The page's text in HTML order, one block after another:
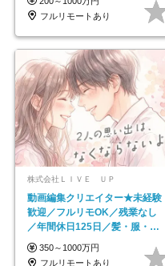
フルリモートあり
株式会社ＬＩＶＥ ＵＰ
動画編集クリエイター★未経験
歓迎／フルリモOK／残業なし
／年間休日125日／髪・服・ネ
イル自由／研修充実で安心
350～1000万円
フルリモートあり